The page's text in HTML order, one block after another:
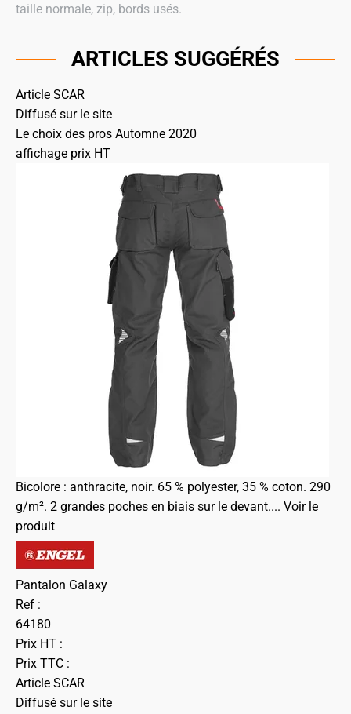
taille normale, zip, bords usés.
ARTICLES SUGGÉRÉS
Article SCAR
Diffusé sur le site
Le choix des pros Automne 2020
affichage prix HT
Bicolore : anthracite, noir. 65 % polyester, 35 % coton. 290
g/m². 2 grandes poches en biais sur le devant.... Voir le
produit
Pantalon Galaxy
Ref :
64180
Prix HT :
Prix TTC :
Article SCAR
Diffusé sur le site